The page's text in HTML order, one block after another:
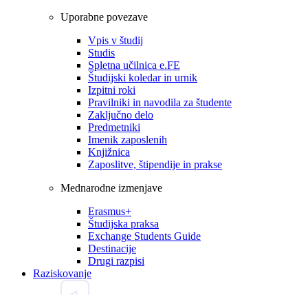
Uporabne povezave
Vpis v študij
Studis
Spletna učilnica e.FE
Študijski koledar in urnik
Izpitni roki
Pravilniki in navodila za študente
Zaključno delo
Predmetniki
Imenik zaposlenih
Knjižnica
Zaposlitve, štipendije in prakse
Mednarodne izmenjave
Erasmus+
Študijska praksa
Exchange Students Guide
Destinacije
Drugi razpisi
Raziskovanje